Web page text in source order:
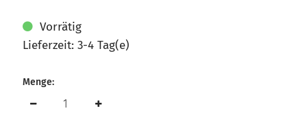
Vorrätig
Lieferzeit: 3-4 Tag(e)
Menge: